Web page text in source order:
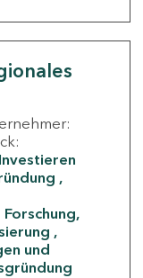
Investieren
Forschung,
und